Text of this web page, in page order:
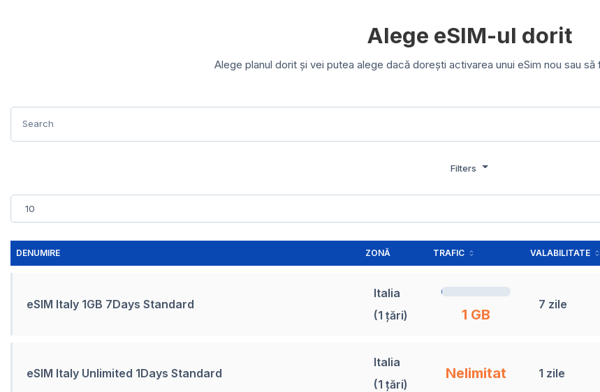
Alege eSIM-ul dorit
Alege planul dorit și vei putea alege dacă dorești activarea unui eSim nou sau
Filters
DENUMIRE ZONĂ TRAFIC VALABILITATE
eSIM Italy 1GB 7Days Standard
Italia
(1 țări)
1 GB
7 zile
eSIM Italy Unlimited 1Days Standard
Italia
(1 țări)
Nelimitat 1 zile